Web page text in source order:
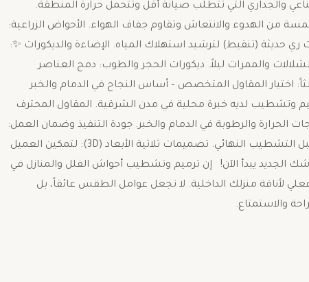
والجداري التي تتطلب صيانة أقل وتتحمل حرارة المنطقة.
من الهدوء والانتعاش وتقاوم جفاف الهواء. ​الأحواض الزراعية:
حديثة (تنقيط) لترشيد استهلاك المياه. ​الإضاءة والديكورات ✨:
والممرات ليلاً. ​ديكورات الحجر والطوب: دمج العناصر
اختيار المقاول المتخصص – أساس النجاح في الدمام والخبر
لديه خبرة محلية في مدن الشرقية. المقاول المحترف
الحرارة والرطوبة في الدمام والخبر. ​جودة التنفيذ وضمان العمل:
التأكد من استخدام مواد عزل فعالة وعمل اختبارات التسرب قبل التشطيب النهائي. ​تصميمات ثلاثية الأبعاد (3D): لتمكين العميل
الجديد يبدأ الآن! ​إن ترميم وتشطيب أحواش الفلل والمنازل في
لأناقة منزلك الداخلية. لا تجعل عوامل الطقس عائقاً، بل
والاستمتاع.